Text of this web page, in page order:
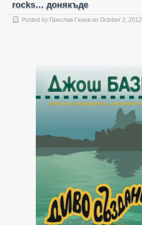
rocks… донякъде
Posted by Преслав Ганев on October 2, 2012